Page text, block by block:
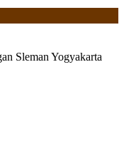
Sleman Yogyakarta